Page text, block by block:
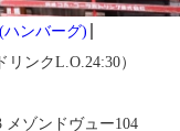
ハンバーグ)
ンクL.O.24:30）
メゾンドヴュー104